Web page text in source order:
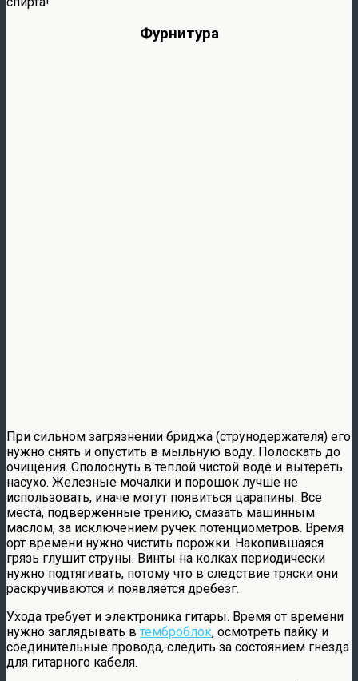
Фурнитура
При сильном загрязнении бриджа (струнодержателя) его
нужно снять и опустить в мыльную воду. Полоскать до
очищения. Сполоснуть в теплой чистой воде и вытереть
насухо. Железные мочалки и порошок лучше не
использовать, иначе могут появиться царапины. Все
места, подверженные трению, смазать машинным
маслом, за исключением ручек потенциометров. Время
орт времени нужно чистить порожки. Накопившаяся
грязь глушит струны. Винты на колках периодически
нужно подтягивать, потому что в следствие тряски они
раскручиваются и появляется дребезг.
Ухода требует и электроника гитары. Время от времени
нужно заглядывать в темброблок, осмотреть пайку и
соединительные провода, следить за состоянием гнезда
для гитарного кабеля.